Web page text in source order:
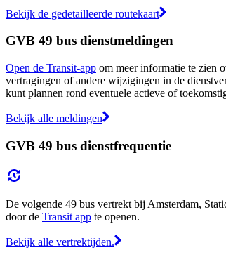
Bekijk de gedetailleerde routekaart
GVB 49 bus dienstmeldingen
Open de Transit-app om meer informatie te zien
vertragingen of andere wijzigingen in de
kunt plannen rond eventuele actieve of
Bekijk alle meldingen
GVB 49 bus dienstfrequentie
De volgende 49 bus vertrekt bij Amsterdam,
door de Transit app te openen.
Bekijk alle vertrektijden.